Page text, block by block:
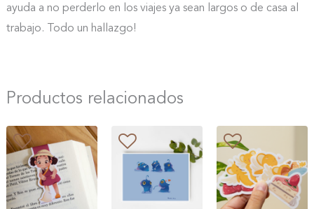
ayuda a no perderlo en los viajes ya sean largos o de casa al
trabajo. Todo un hallazgo!
Productos relacionados